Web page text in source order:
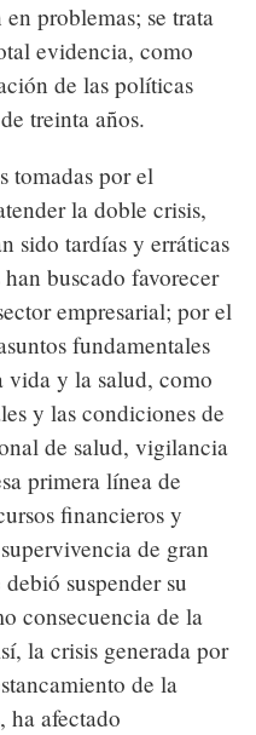
problemas; se trata
evidencia, como
de las políticas
treinta años.
tomadas por el
la doble crisis,
sido tardías y erráticas
buscado favorecer
empresarial; por el
fundamentales
vida y la salud, como
y las condiciones de
de salud, vigilancia
primera línea de
financieros y
de gran
suspender su
consecuencia de la
la crisis generada por
de la
ha afectado